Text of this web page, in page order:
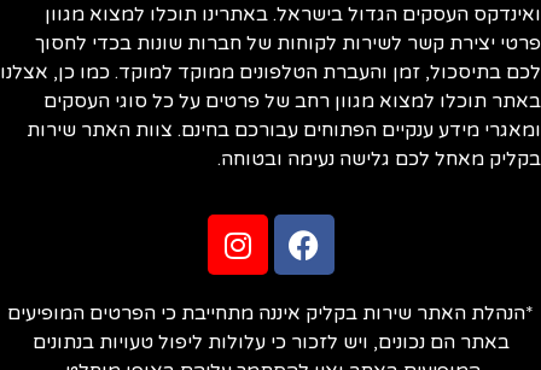
ואינדקס העסקים הגדול בישראל. באתרינו תוכלו למצוא מגוון
פרטי יצירת קשר לשירות לקוחות של חברות שונות בכדי לחסוך
לכם בתיסכול, זמן והעברת הטלפונים ממוקד למוקד. כמו כן, אצלנו
באתר תוכלו למצוא מגוון רחב של פרטים על כל סוגי העסקים
ומאגרי מידע ענקיים הפתוחים עבורכם בחינם. צוות האתר שירות
בקליק מאחל לכם גלישה נעימה ובטוחה.
*הנהלת האתר שירות בקליק איננה מתחייבת כי הפרטים המופיעים
באתר הם נכונים, ויש לזכור כי עלולות ליפול טעויות בנתונים